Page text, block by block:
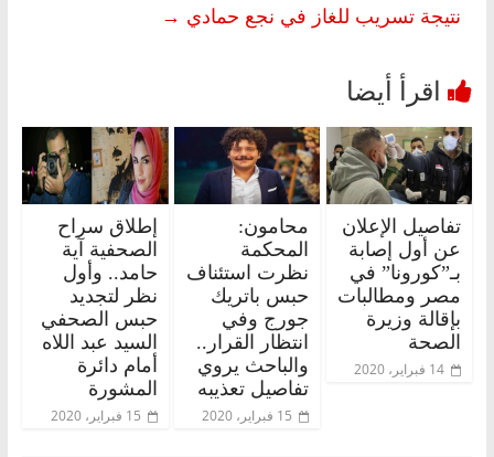
نتيجة تسريب للغاز في نجع حمادي →
تفاصيل الإعلان
عن أول إصابة
بـ”كورونا” في
مصر ومطالبات
بإقالة وزيرة
الصحة
14 فبراير، 2020
محامون:
المحكمة
نظرت استئناف
حبس باتريك
جورج وفي
انتظار القرار..
والباحث يروي
تفاصيل تعذيبه
15 فبراير، 2020
إطلاق سراح
الصحفية آية
حامد.. وأول
نظر لتجديد
حبس الصحفي
السيد عبد اللاه
أمام دائرة
المشورة
15 فبراير، 2020